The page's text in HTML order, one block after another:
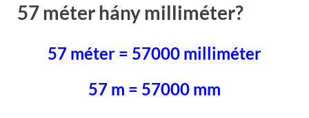
57 méter hány milliméter?
57 méter = 57000 milliméter
57 m = 57000 mm